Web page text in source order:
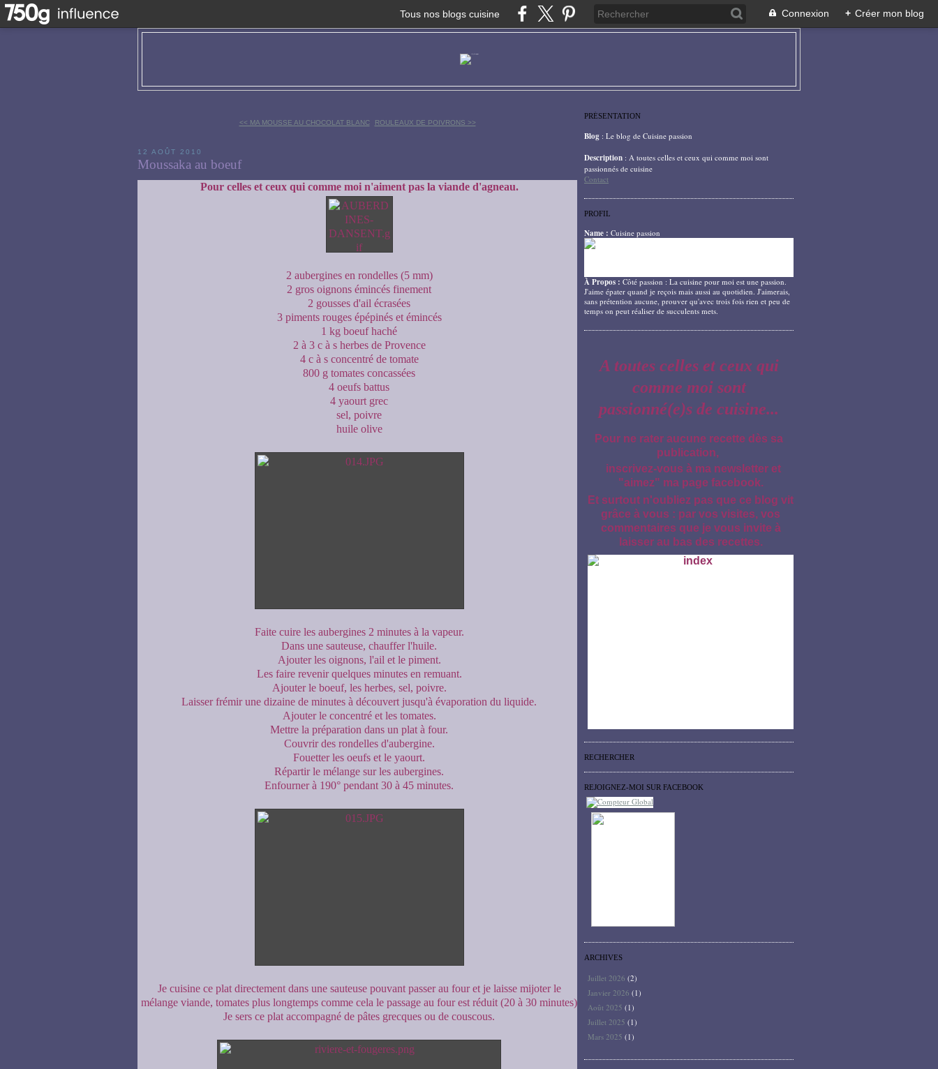
Tous nos blogs cuisine Connexion + Créer mon blog
<< MA MOUSSE AU CHOCOLAT BLANC ROULEAUX DE POIVRONS >>
12 AOÛT 2010
Moussaka au boeuf
Pour celles et ceux qui comme moi n'aiment pas la viande d'agneau.
2 aubergines en rondelles (5 mm)
2 gros oignons émincés finement
2 gousses d'ail écrasées
3 piments rouges épépinés et émincés
1 kg boeuf haché
2 à 3 c à s herbes de Provence
4 c à s concentré de tomate
800 g tomates concassées
4 oeufs battus
4 yaourt grec
sel, poivre
huile olive
Faite cuire les aubergines 2 minutes à la vapeur.
Dans une sauteuse, chauffer l'huile.
Ajouter les oignons, l'ail et le piment.
Les faire revenir quelques minutes en remuant.
Ajouter le boeuf, les herbes, sel, poivre.
Laisser frémir une dizaine de minutes à découvert jusqu'à évaporation du liquide.
Ajouter le concentré et les tomates.
Mettre la préparation dans un plat à four.
Couvrir des rondelles d'aubergine.
Fouetter les oeufs et le yaourt.
Répartir le mélange sur les aubergines.
Enfourner à 190° pendant 30 à 45 minutes.
Je cuisine ce plat directement dans une sauteuse pouvant passer au four et je laisse mijoter le
mélange viande, tomates plus longtemps comme cela le passage au four est réduit (20 à 30 minutes)
Je sers ce plat accompagné de pâtes grecques ou de couscous.
PRÉSENTATION
Blog : Le blog de Cuisine passion
Description : A toutes celles et ceux qui comme moi sont
passionnés de cuisine
Contact
PROFIL
Name : Cuisine passion
À Propos : Côté passion : La cuisine pour moi est une passion.
J'aime épater quand je reçois mais aussi au quotidien. J'aimerais,
sans prétention aucune, prouver qu'avec trois fois rien et peu de
temps on peut réaliser de succulents mets.
A toutes celles et ceux qui
comme moi sont
passionné(e)s de cuisine...
Pour ne rater aucune recette dès sa
publication,
inscrivez-vous à ma newsletter et
"aimez" ma page facebook.
Et surtout n'oubliez pas que ce blog vit
grâce à vous : par vos visites, vos
commentaires que je vous invite à
laisser au bas des recettes.
RECHERCHER
REJOIGNEZ-MOI SUR FACEBOOK
ARCHIVES
Juillet 2026 (2)
Janvier 2026 (1)
Août 2025 (1)
Juillet 2025 (1)
Mars 2025 (1)